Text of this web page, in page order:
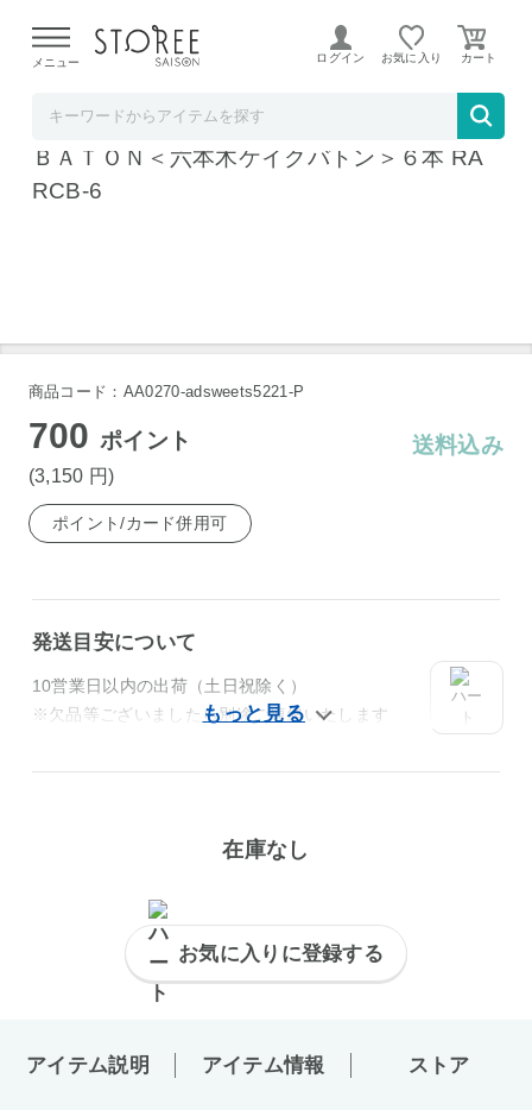
よる配送遅延が発生しております。
メニュー ログイン お気に入り
六本木アマンド ＲＯＰＰＯＮＧＩ ＣＡＫＥ
ＢＡＴＯＮ＜六本木ケイクバトン＞６本 RA
RCB-6
商品コード：AA0270-adsweets5221-P
700ポイント
(3,150 円)
送料込み
ポイント/カード併用可
発送目安について
10営業日以内の出荷（土日祝除く）
※欠品等ございましたら別途ご連絡いたします
在庫なし
お気に入りに登録する
アイテム説明 アイテム情報 ストア